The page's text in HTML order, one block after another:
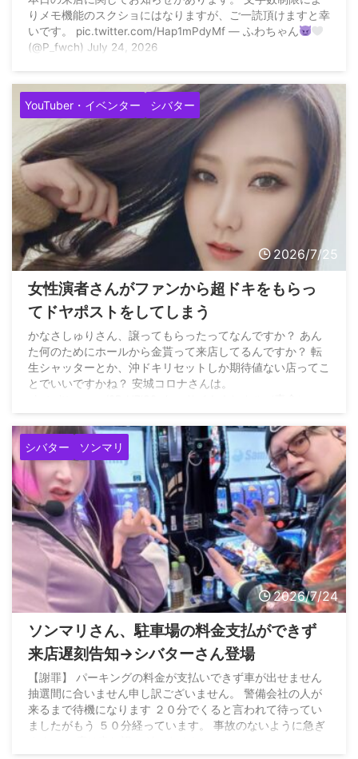
りメモ機能のスクショにはなりますが、ご一読頂けますと幸
いです。 pic.twitter.com/Hap1mPdyMf — ふわちゃん
(@P_fwch) July 24, 2026
YouTuber・イベンター シバター
2026/7/25
女性演者さんがファンから超ドキをもらっ
てドヤポストをしてしまう
かなさしゅりさん、譲ってもらったってなんですか？ あん
た何のためにホールから金貰って来店してるんですか？ 転
生シャッターとか、沖ドキリセットしか期待値ない店ってこ
とでいいですかね？ 安城コロナさんは。
シバター ソンマリ
2026/7/24
ソンマリさん、駐車場の料金支払ができず
来店遅刻告知→シバターさん登場
【謝罪】 パーキングの料金が支払いできず車が出せません
抽選間に合いません申し訳ございません。 警備会社の人が
来るまで待機になります ２０分でくると言われて待ってい
ましたがもう ５０分経っています。 事故のないように急ぎ